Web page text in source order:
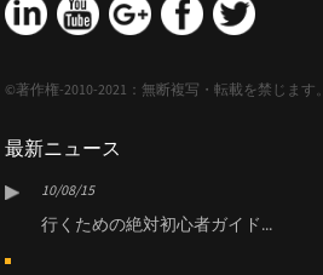
©著作権-2010-2021：無断複写・転載を禁じます。
最新ニュース
10/08/15
行くための絶対初心者ガイド...